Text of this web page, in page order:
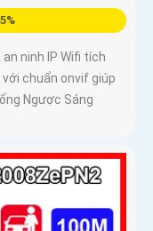
ninh IP Wifi tích
chuẩn onvif giúp
Ngược Sáng